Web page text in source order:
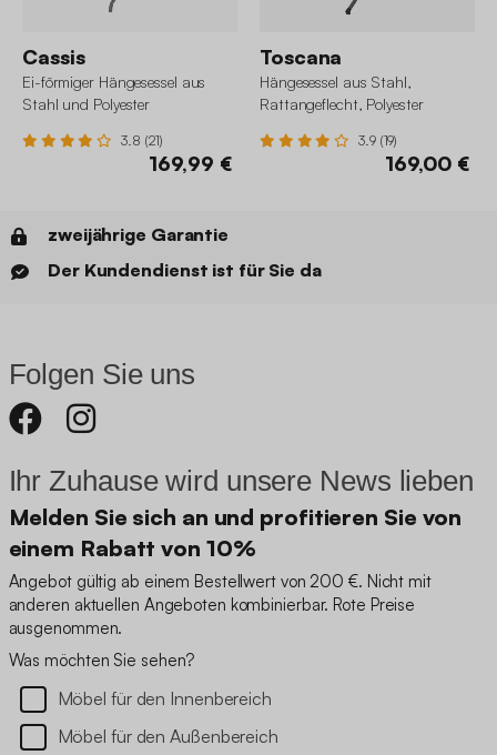
Cassis
Ei-förmiger Hängesessel aus
Stahl und Polyester
3.8 (21)
169,99 €
Toscana
Hängesessel aus Stahl,
Rattangeflecht, Polyester
3.9 (19)
169,00 €
zweijährige Garantie
Der Kundendienst ist für Sie da
Folgen Sie uns
Ihr Zuhause wird unsere News lieben
Melden Sie sich an und profitieren Sie von
einem Rabatt von 10%
Angebot gültig ab einem Bestellwert von 200 €. Nicht mit
anderen aktuellen Angeboten kombinierbar. Rote Preise
ausgenommen.
Was möchten Sie sehen?
Möbel für den Innenbereich
Möbel für den Außenbereich